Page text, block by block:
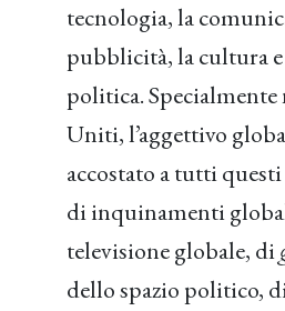
tecnologia, la
pubblicità, la cultura
politica.
Uniti, l’aggettivo
accostato a tutti
di inquinamenti
televisione globale, di
dello spazio politico,